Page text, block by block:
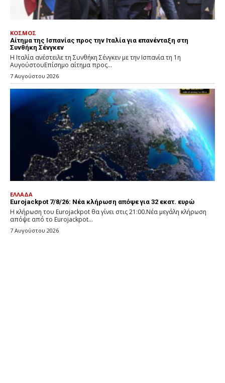
ΚΟΣΜΟΣ
Αίτημα της Ισπανίας προς την Ιταλία για επανένταξη στη
Συνθήκη Σένγκεν
Η Ιταλία ανέστειλε τη Συνθήκη Σένγκεν με την Ισπανία τη 1η
ΑυγούστουΕπίσημο αίτημα προς...
7 Αυγούστου 2026
ΕΛΛΑΔΑ
Eurojackpot 7/8/26: Νέα κλήρωση απόψε για 32 εκατ. ευρώ
Η κλήρωση του Eurojackpot θα γίνει στις 21:00.Νέα μεγάλη κλήρωση
απόψε από το Eurojackpot...
7 Αυγούστου 2026